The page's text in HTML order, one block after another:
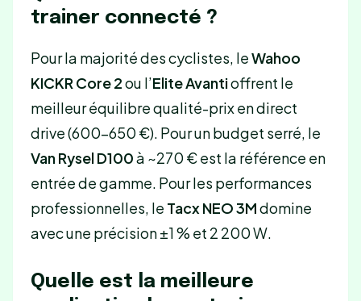
trainer connecté ?
Pour la majorité des cyclistes, leWahoo
KICKR Core 2ou l’Elite Avantioffrent le
meilleur équilibre qualité-prix en direct
drive (600-650 €). Pour un budget serré, le
Van Rysel D100à ~270 € est la référence en
entrée de gamme. Pour les performances
professionnelles, le Tacx NEO 3Mdomine
avec une précision ±1 % et 2 200 W.
Quelle est la meilleure